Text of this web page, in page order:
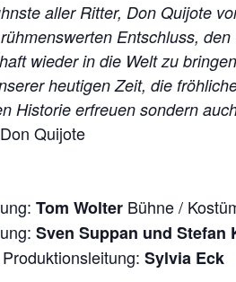
aller Ritter, Don Quijote
Entschluss, den
wieder in die Welt zu
heutigen Zeit, die
Historie erfreuen sondern
Quijote
Tom Wolter Bühne /
Sven Suppan und Stefan
Produktionsleitung: Sylvia Eck